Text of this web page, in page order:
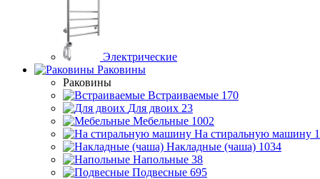
Электрические
Раковины
Раковины
Встраиваемые 170
Для двоих 23
Мебельные 1002
На стиральную машину
Накладные (чаша) 1034
Напольные 38
Подвесные 695